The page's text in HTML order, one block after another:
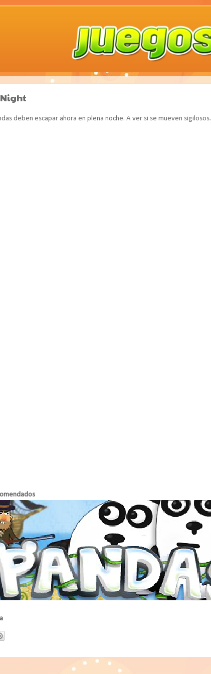
Night
deben escapar ahora en plena noche. A ver si se mueven sigilosos.